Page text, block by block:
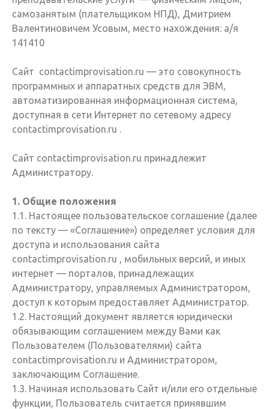
самозанятым (плательщиком НПД), Дмитрием
Валентиновичем Усовым, место нахождения: а/я
141410
Сайт contactimprovisation.ru — это совокупность
программных и аппаратных средств для ЭВМ,
автоматизированная информационная система,
доступная в сети Интернет по сетевому адресу
contactimprovisation.ru .
Сайт contactimprovisation.ru принадлежит
Администратору.
1. Общие положения
1.1. Настоящее пользовательское соглашение (далее
по тексту — «Соглашение») определяет условия для
доступа и использования сайта
contactimprovisation.ru , мобильных версий, и иных
интернет — порталов, принадлежащих
Администратору, управляемых Администратором,
доступ к которым предоставляет Администратор.
1.2. Настоящий документ является юридически
обязывающим соглашением между Вами как
Пользователем (Пользователями) сайта
contactimprovisation.ru и Администратором,
заключающим Соглашение.
1.3. Начиная использовать Сайт и/или его отдельные
функции, Пользователь считается принявшим